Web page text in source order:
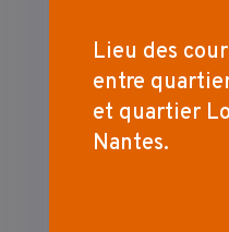
Lieu des
entre
et quartier
Nantes.